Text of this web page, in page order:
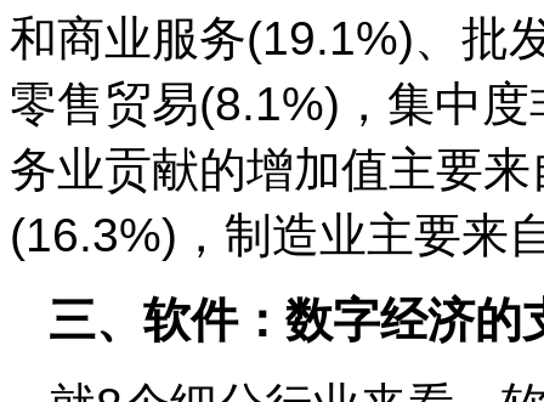
和商业服务(19.1%)、批
零售贸易(8.1%)，集中
务业贡献的增加值主要
(16.3%)，制造业主要来
三、软件：数字经济的